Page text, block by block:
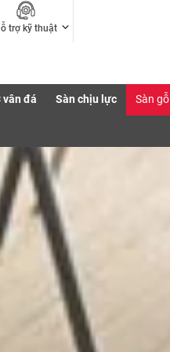
trợ kỹ thuật
vân đá Sàn chịu lực Sàn gỗ
chỉ Map sản phẩm